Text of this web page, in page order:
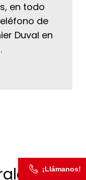
en todo
de
Duval en
¡Llámanos!